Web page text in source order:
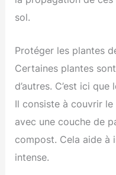
sol.
Protéger les plantes
Certaines plantes
d’autres. C’est ici que
Il consiste à couvrir
avec une couche de
compost. Cela aide à
intense.